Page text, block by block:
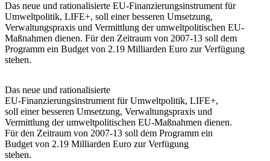
Das neue und rationalisierte EU-Finanzierungsinstrument für
Umweltpolitik, LIFE+, soll einer besseren Umsetzung,
Verwaltungspraxis und Vermittlung der umweltpolitischen EU-
Maßnahmen dienen. Für den Zeitraum von 2007-13 soll dem
Programm ein Budget von 2.19 Milliarden Euro zur Verfügung
stehen.
Das neue und rationalisierte
EU-Finanzierungsinstrument für Umweltpolitik, LIFE+,
soll einer besseren Umsetzung, Verwaltungspraxis und
Vermittlung der umweltpolitischen EU-Maßnahmen dienen.
Für den Zeitraum von 2007-13 soll dem Programm ein
Budget von 2.19 Milliarden Euro zur Verfügung
stehen.